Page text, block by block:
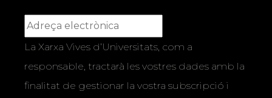
La Xarxa Vives d’Universitats, com a
responsable, tractarà les vostres dades amb la
finalitat de gestionar la vostra subscripció i